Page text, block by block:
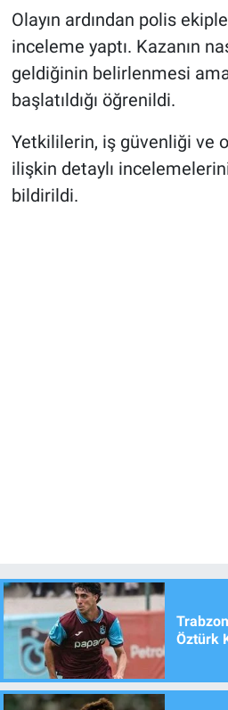
Olayın ardından polis
inceleme yaptı. Kazanın
geldiğinin belirlenmesi
başlatıldığı öğrenildi.
Yetkililerin, iş güvenliği ve
ilişkin detaylı
bildirildi.
Öztürk